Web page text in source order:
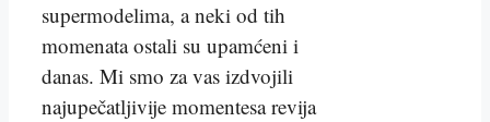
supermodelima, a neki od tih
momenata ostali su upamćeni i
danas. Mi smo za vas izdvojili
najupečatljivije momentesa revija